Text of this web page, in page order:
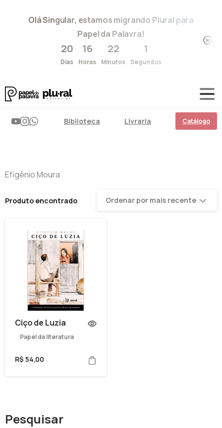
Olá Singular, estamos migrando Plural para
Papel da Palavra!
20
Dias
16
Horas
22
Minutos
1
Segundos
Biblioteca Livraria Catálogo
Efigênio Moura
Produto encontrado Ordenar por mais recente
Ciço de Luzia
Papel da literatura
R$ 54,00
Pesquisar